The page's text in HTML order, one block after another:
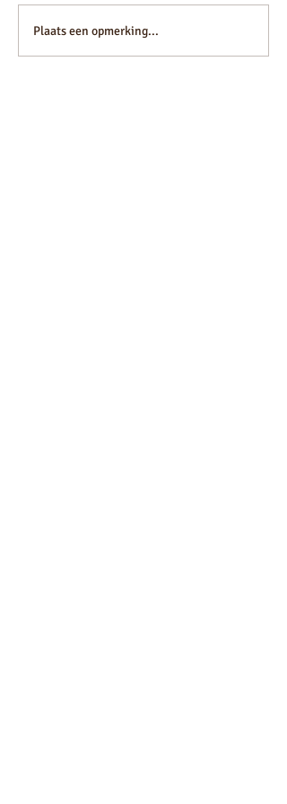
Plaats een opmerking...